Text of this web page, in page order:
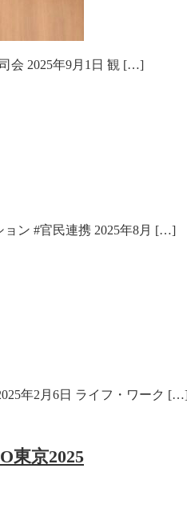
会 2025年9月1日 観 […]
ン #官民連携 2025年8月 […]
年2月6日 ライフ・ワーク
東京2025